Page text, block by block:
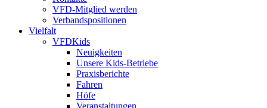
VFD-Mitglied werden
Verbandspositionen
Vielfalt
VFDKids
Neuigkeiten
Unsere Kids-Betriebe
Praxisberichte
Fahren
Höfe
Veranstaltungen